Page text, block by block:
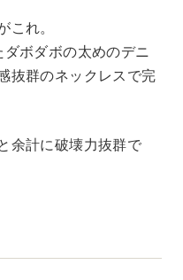
れ。
ボダボの太めのデニ
抜群のネックレスで完
余計に破壊力抜群で